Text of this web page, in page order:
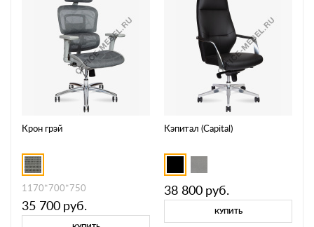
Крон грэй
1170*700*750
35 700 руб.
Кэпитал (Capital)
38 800 руб.
КУПИТЬ